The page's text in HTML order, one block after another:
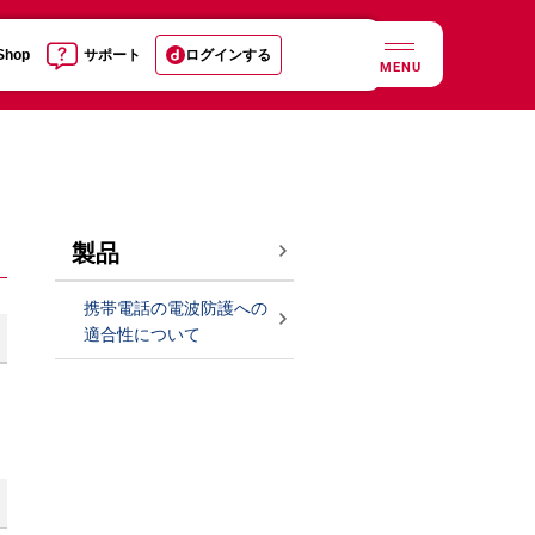
サポート ログインする
MENU
製品
携帯電話の電波防護への
適合性について